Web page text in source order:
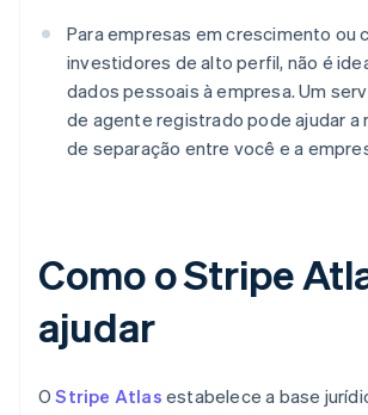
Para empresas em crescimento ou
investidores de alto perfil, não é
dados pessoais à empresa. Um
de agente registrado pode ajudar a
de separação entre você e a
Como o Stripe
ajudar
OStripe Atlas estabelece a base